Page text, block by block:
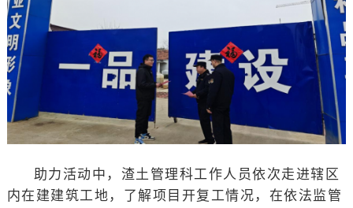
助力活动中，渣土管理科工作人员依次走进辖区
内在建建筑工地，了解项目开复工情况，在依法监管